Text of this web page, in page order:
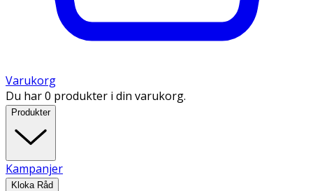
Varukorg
Du har 0 produkter i din varukorg.
Produkter
Kampanjer
Kloka Råd